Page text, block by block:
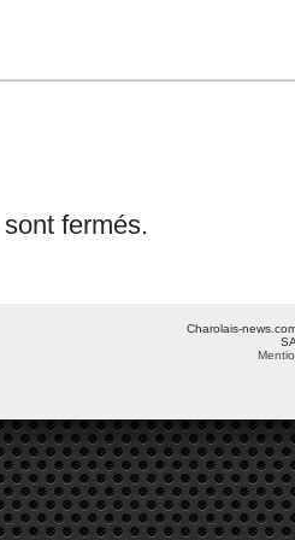
fermés.
Charolais-